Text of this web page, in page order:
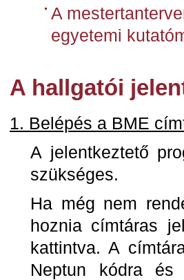
A
egyetemi
A hallgatói
1. Belépés a BME
A jelentkeztető
szükséges.
Ha még nem
hoznia címtáras
kattintva. A
Neptun kódra